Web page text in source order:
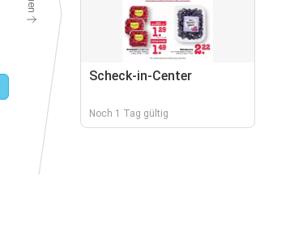
Scheck-in-Center
Noch 1 Tag gültig